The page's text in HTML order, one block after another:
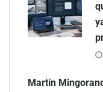
Martín